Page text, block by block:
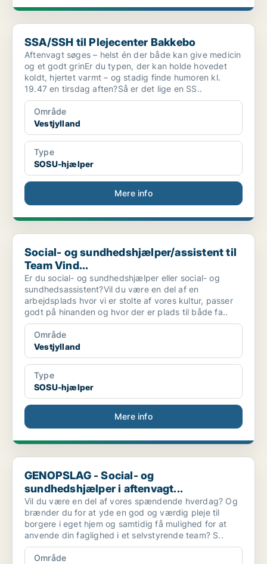
SSA/SSH til Plejecenter Bakkebo
SSA/SSH til Plejecenter Bakkebo
Aftenvagt søges – helst én der både kan give medicin
og et godt grinEr du typen, der kan holde hovedet
koldt, hjertet varmt – og stadig finde humoren kl.
19.47 en tirsdag aften?Så er det lige en SS..
Område
Vestjylland
Type
SOSU-hjælper
Mere info
Social- og sundhedshjælper/assistent til Team Vind...
Social- og sundhedshjælper/assistent til
Team Vind...
Er du social- og sundhedshjælper eller social- og
sundhedsassistent?Vil du være en del af en
arbejdsplads hvor vi er stolte af vores kultur, passer
godt på hinanden og hvor der er plads til både fa..
Område
Vestjylland
Type
SOSU-hjælper
Mere info
GENOPSLAG - Social- og sundhedshjælper i aftenvagt...
GENOPSLAG - Social- og
sundhedshjælper i aftenvagt...
Vil du være en del af vores spændende hverdag? Og
brænder du for at yde en god og værdig pleje til
borgere i eget hjem og samtidig få mulighed for at
anvende din faglighed i et selvstyrende team? S..
Område